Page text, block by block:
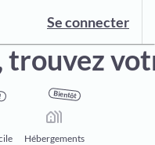
Se connecter
trouvez
Bientôt
holiday_village
Hébergements